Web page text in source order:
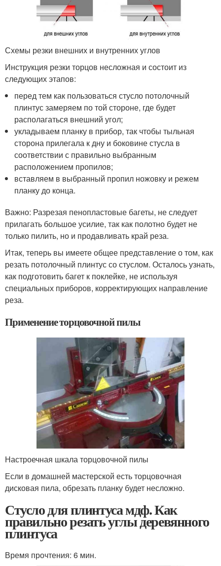
Схемы резки внешних и внутренних углов
Инструкция резки торцов несложная и состоит из
следующих этапов:
перед тем как пользоваться стусло потолочный
плинтус замеряем по той стороне, где будет
располагаться внешний угол;
укладываем планку в прибор, так чтобы тыльная
сторона прилегала к дну и боковине стусла в
соответствии с правильно выбранным
расположением пропилов;
вставляем в выбранный пропил ножовку и режем
планку до конца.
Важно: Разрезая пенопластовые багеты, не следует
прилагать большое усилие, так как полотно будет не
только пилить, но и продавливать край реза.
Итак, теперь вы имеете общее представление о том, как
резать потолочный плинтус со стуслом. Осталось узнать,
как подготовить багет к поклейке, не используя
специальных приборов, корректирующих направление
реза.
Применение торцовочной пилы
Настроечная шкала торцовочной пилы
Если в домашней мастерской есть торцовочная
дисковая пила, обрезать планку будет несложно.
Стусло для плинтуса мдф. Как
правильно резать углы деревянного
плинтуса
Время прочтения: 6 мин.